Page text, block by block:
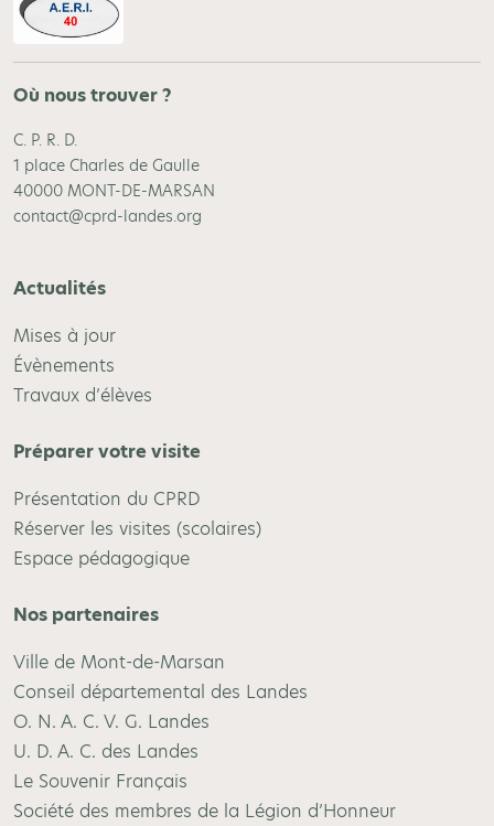
Où nous trouver ?
C. P. R. D.
1 place Charles de Gaulle
40000 MONT-DE-MARSAN
contact@cprd-landes.org
Actualités
Mises à jour
Évènements
Travaux d’élèves
Préparer votre visite
Présentation du CPRD
Réserver les visites (scolaires)
Espace pédagogique
Nos partenaires
Ville de Mont-de-Marsan
Conseil départemental des Landes
O. N. A. C. V. G. Landes
U. D. A. C. des Landes
Le Souvenir Français
Société des membres de la Légion d’Honneur